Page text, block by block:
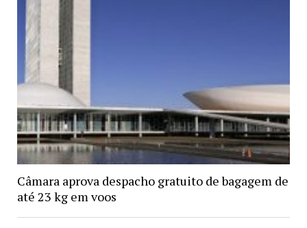
Câmara aprova despacho gratuito de bagagem de
até 23 kg em voos